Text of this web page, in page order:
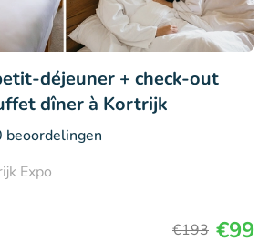
déjeuner + check-out
dîner à Kortrijk
beoordelingen
Expo
€193 €99